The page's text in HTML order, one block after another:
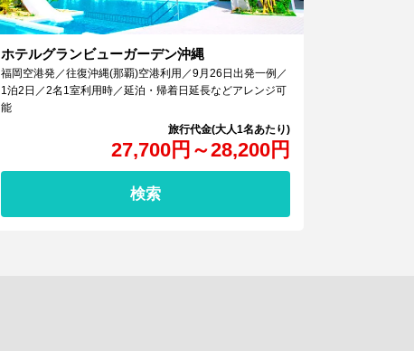
ホテルグランビューガーデン沖縄
27,700円 ～28,200円
福岡空港発／往復沖縄(那覇)空港利用／9月26日出発一例／
1泊2日／2名1室利用時／延泊・帰着日延長などアレンジ可
能
検索